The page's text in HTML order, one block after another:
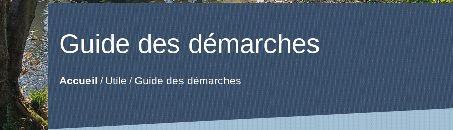
Guide des démarches
Accueil /Utile /Guide des démarches